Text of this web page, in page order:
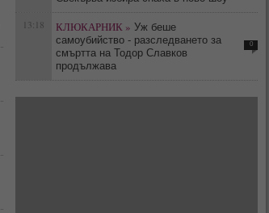
13:18 КЛЮКАРНИК » Уж беше
самоубийство - разследването за
смъртта на Тодор Славков
продължава
0